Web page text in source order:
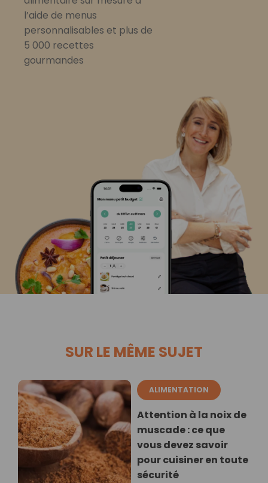
l’aide de menus
personnalisables et plus de
5 000 recettes
gourmandes
SUR LE MÊME SUJET
ALIMENTATION
Attention à la noix de
muscade : ce que
vous devez savoir
pour cuisiner en toute
sécurité